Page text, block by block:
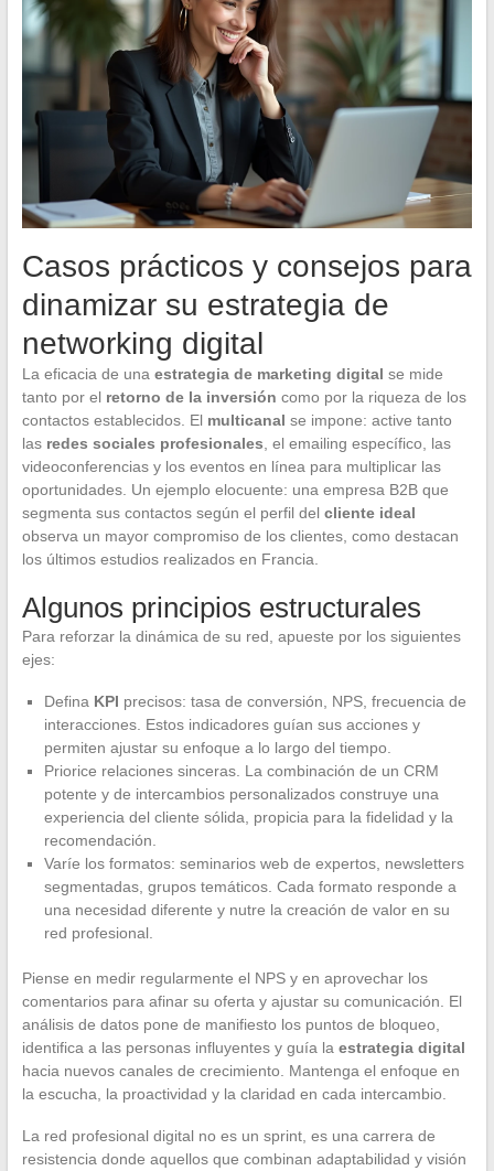
Casos prácticos y consejos para
dinamizar su estrategia de
networking digital
La eficacia de una estrategia de marketing digital se mide
tanto por el retorno de la inversión como por la riqueza de los
contactos establecidos. El multicanal se impone: active tanto
las redes sociales profesionales , el emailing específico, las
videoconferencias y los eventos en línea para multiplicar las
oportunidades. Un ejemplo elocuente: una empresa B2B que
segmenta sus contactos según el perfil del cliente ideal
observa un mayor compromiso de los clientes, como destacan
los últimos estudios realizados en Francia.
Algunos principios estructurales
Para reforzar la dinámica de su red, apueste por los siguientes
ejes:
Defina KPI precisos: tasa de conversión, NPS, frecuencia de
interacciones. Estos indicadores guían sus acciones y
permiten ajustar su enfoque a lo largo del tiempo.
Priorice relaciones sinceras. La combinación de un CRM
potente y de intercambios personalizados construye una
experiencia del cliente sólida, propicia para la fidelidad y la
recomendación.
Varíe los formatos: seminarios web de expertos, newsletters
segmentadas, grupos temáticos. Cada formato responde a
una necesidad diferente y nutre la creación de valor en su
red profesional.
Piense en medir regularmente el NPS y en aprovechar los
comentarios para afinar su oferta y ajustar su comunicación. El
análisis de datos pone de manifiesto los puntos de bloqueo,
identifica a las personas influyentes y guía la estrategia digital
hacia nuevos canales de crecimiento. Mantenga el enfoque en
la escucha, la proactividad y la claridad en cada intercambio.
La red profesional digital no es un sprint, es una carrera de
resistencia donde aquellos que combinan adaptabilidad y visión